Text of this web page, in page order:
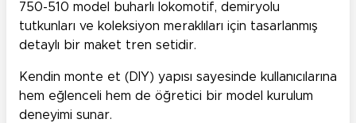
750-510 model buharlı lokomotif, demiryolu
tutkunları ve koleksiyon meraklıları için tasarlanmış
detaylı bir maket tren setidir.
Kendin monte et (DIY) yapısı sayesinde kullanıcılarına
hem eğlenceli hem de öğretici bir model kurulum
deneyimi sunar.